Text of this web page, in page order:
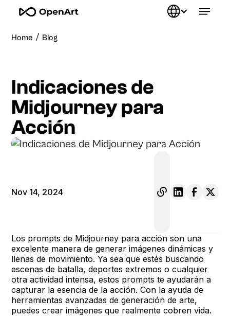
Home / Blog
Indicaciones de
Midjourney para
Acción
Nov 14, 2024
Los prompts de Midjourney para acción son una
excelente manera de generar imágenes dinámicas y
llenas de movimiento. Ya sea que estés buscando
escenas de batalla, deportes extremos o cualquier
otra actividad intensa, estos prompts te ayudarán a
capturar la esencia de la acción. Con la ayuda de
herramientas avanzadas de generación de arte,
puedes crear imágenes que realmente cobren vida.